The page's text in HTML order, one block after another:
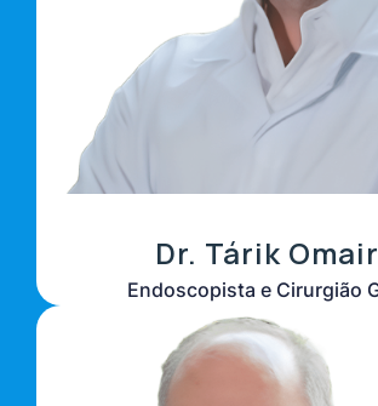
Dr. Tárik
Endoscopista e Cirurgião